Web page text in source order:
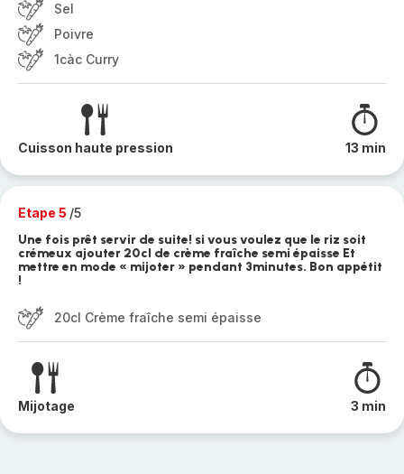
Sel
Poivre
1càc Curry
Cuisson haute pression 13 min
Etape 5 /5
Une fois prêt servir de suite! si vous voulez que le riz soit
crémeux ajouter 20cl de crème fraîche semi épaisse Et
mettre en mode « mijoter » pendant 3minutes. Bon appétit
!
20cl Crème fraîche semi épaisse
Mijotage 3 min